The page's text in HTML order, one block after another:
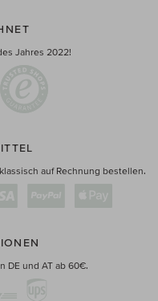
Jahres 2022!
auf Rechnung bestellen.
DE und AT ab 60€.